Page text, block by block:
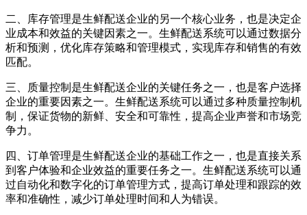
二、库存管理是生鲜配送企业的另一个核心业务，也是决定企
业成本和效益的关键因素之一。生鲜配送系统可以通过数据分
析和预测，优化库存策略和管理模式，实现库存和销售的有效
匹配。
三、质量控制是生鲜配送企业的关键任务之一，也是客户选择
企业的重要因素之一。生鲜配送系统可以通过多种质量控制机
制，保证货物的新鲜、安全和可靠性，提高企业声誉和市场竞
争力。
四、订单管理是生鲜配送企业的基础工作之一，也是直接关系
到客户体验和企业效益的重要任务之一。生鲜配送系统可以通
过自动化和数字化的订单管理方式，提高订单处理和跟踪的效
率和准确性，减少订单处理时间和人为错误。